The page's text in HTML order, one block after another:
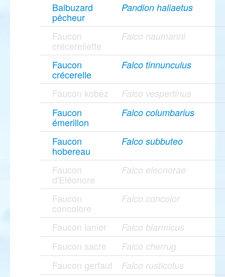
Balbuzard
pêcheur
Pandion haliaetus
Faucon
crécerellette
Falco naumanni
Faucon
crécerelle
Falco tinnunculus
Faucon kobez Falco vespertinus
Faucon
émerillon
Falco columbarius
Faucon
hobereau
Falco subbuteo
Faucon
d'Eléonore
Falco eleonorae
Faucon
concolore
Falco concolor
Faucon lanier Falco biarmicus
Faucon sacre Falco cherrug
Faucon gerfaut Falco rusticolus